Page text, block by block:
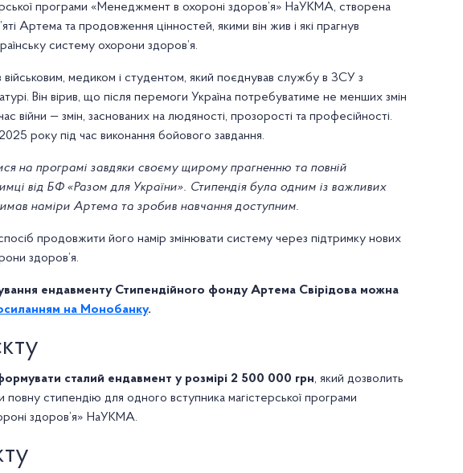
програми «Менеджмент в охороні здоров’я» НаУКМА, створена
Артема та продовження цінностей, якими він жив і які прагнув
систему охорони здоров’я.
медиком і студентом, який поєднував службу в ЗСУ з
Він вірив, що після перемоги Україна потребуватиме не менших змін
війни — змін, заснованих на людяності, прозорості та професійності.
року під час виконання бойового завдання.
на програмі завдяки своєму щирому прагненню та повній
від БФ «Разом для України». Стипендія була одним із важливих
наміри Артема та зробив навчання доступним.
продовжити його намір змінювати систему через підтримку нових
здоров’я.
ендавменту Стипендійного фонду Артема Свірідова можна
на Монобанку.
сталий ендавмент у розмірі 2 500 000 грн, який дозволить
повну стипендію для одного вступника магістерської програми
здоров’я» НаУКМА.